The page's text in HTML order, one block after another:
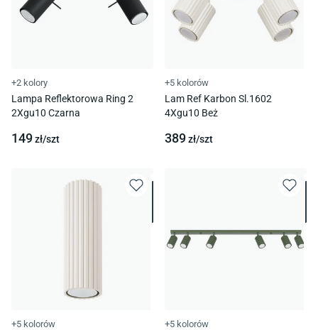
+2 kolory
Lampa Reflektorowa Ring 2
2Xgu10 Czarna
149zł/szt
+5 kolorów
Lam Ref Karbon Sl.1602
4Xgu10 Beż
389zł/szt
+5 kolorów +5 kolorów